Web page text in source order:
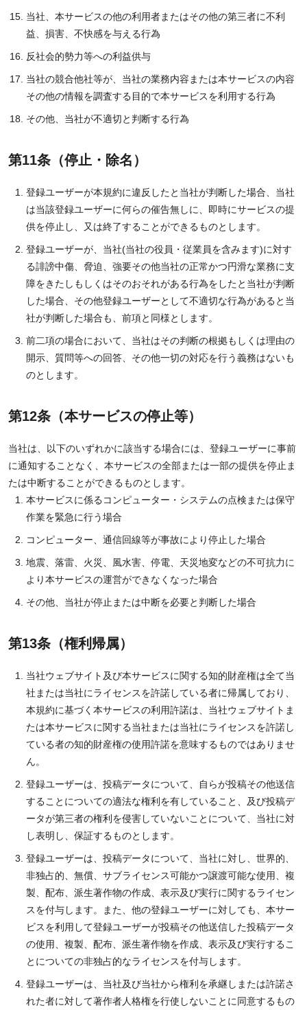
当社、本サービスの他の利用者またはその他の第三者に不利
益、損害、不快感を与える行為
反社会的勢力等への利益供与
当社の競合他社等が、当社の業務内容または本サービスの内容
その他の情報を調査する目的で本サービスを利用する行為
その他、当社が不適切と判断する行為
第11条（停止・除名）
登録ユーザーが本規約に違反したと当社が判断した場合、当社
は当該登録ユーザーに何らの催告無しに、即時にサービスの提
供を停止し、又は終了することができるものとします。
登録ユーザーが、当社(当社の役員・従業員を含みます)に対す
る誹謗中傷、脅迫、強要その他当社の正常かつ円滑な業務に支
障をきたしもしくはそのおそれがある行為をしたと当社が判断
した場合、その他登録ユーザーとして不適切な行為があると当
社が判断した場合も、前項と同様とします。
前二項の場合において、当社はその判断の根拠もしくは理由の
開示、質問等への回答、その他一切の対応を行う義務はないも
のとします。
第12条（本サービスの停止等）
当社は、以下のいずれかに該当する場合には、登録ユーザーに事前
に通知することなく、本サービスの全部または一部の提供を停止ま
たは中断することができるものとします。
本サービスに係るコンピューター・システムの点検または保守
作業を緊急に行う場合
コンピューター、通信回線等が事故により停止した場合
地震、落雷、火災、風水害、停電、天災地変などの不可抗力に
より本サービスの運営ができなくなった場合
その他、当社が停止または中断を必要と判断した場合
第13条（権利帰属）
当社ウェブサイト及び本サービスに関する知的財産権は全て当
社または当社にライセンスを許諾している者に帰属しており、
本規約に基づく本サービスの利用許諾は、当社ウェブサイトま
たは本サービスに関する当社または当社にライセンスを許諾し
ている者の知的財産権の使用許諾を意味するものではありませ
ん。
登録ユーザーは、投稿データについて、自らが投稿その他送信
することについての適法な権利を有していること、及び投稿デ
ータが第三者の権利を侵害していないことについて、当社に対
し表明し、保証するものとします。
登録ユーザーは、投稿データについて、当社に対し、世界的、
非独占的、無償、サブライセンス可能かつ譲渡可能な使用、複
製、配布、派生著作物の作成、表示及び実行に関するライセン
スを付与します。また、他の登録ユーザーに対しても、本サー
ビスを利用して登録ユーザーが投稿その他送信した投稿データ
の使用、複製、配布、派生著作物を作成、表示及び実行するこ
とについての非独占的なライセンスを付与します。
登録ユーザーは、当社及び当社から権利を承継しまたは許諾さ
れた者に対して著作者人格権を行使しないことに同意するもの